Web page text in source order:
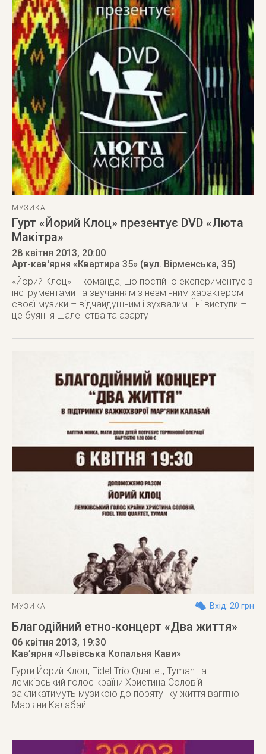
МУЗИКА
Гурт «Йорий Клоц» презентує DVD «Люта
Макітра»
28 квітня 2013, 20:00
Арт-кав'ярня «Квартира 35» (вул. Вірменська, 35)
«Йорий Клоц» – команда, що постійно експериментує з
інструментами та звучанням з незмінним характером
своєї музики – відчайдушним і зухвалим. Їні виступи –
це буяння шаленства та азарту
МУЗИКА Вхід: 20 грн
Благодійний етно-концерт «Два життя»
06 квітня 2013, 19:30
Кав’ярня «Львівська Копальня Кави»
Гурти Йорий Клоц, Fidel Trio Quartet, Tyman та
лемківський голос країни Христина Соловій
закликатимуть музикою до порятунку життя вагітної
Мар'яни Калабай